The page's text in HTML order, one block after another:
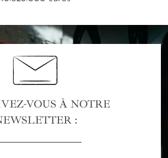
VOUS À NOTRE
: